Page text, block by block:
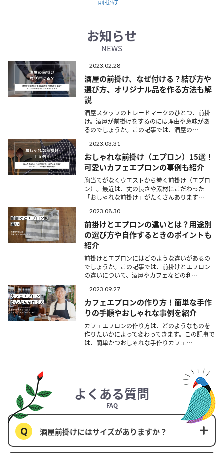
お知らせ
NEWS
2023.02.28
酒屋の前掛け、なぜ付ける？結び方や
選び方、オリジナル品を作る方法も解
説
酒屋スタッフのトレードマークのひとつ、前掛
け。酒屋が前掛けをするのには理由や意味があ
るのでしょうか。この記事では、酒屋の…
2023.03.31
おしゃれな前掛け（エプロン）15選！
可愛いカフェエプロンの事例も紹介
胸当てがなくウエストから巻く前掛け（エプロ
ン）。最近は、丈の長さや素材にこだわった
「おしゃれな前掛け」がたくさんあります…
2023.08.30
前掛けとエプロンの違いとは？用途別
の選び方や自作するときのポイントも
紹介
前掛けとエプロンにはどのような違いがあるの
でしょうか。この記事では、前掛けとエプロン
の違いについて、酒屋やカフェなどの利…
2023.09.27
カフェエプロンの作り方！簡単な手作
りの手順やおしゃれな事例を紹介
カフェエプロンの作り方は、どのようなものを
作りたいかによって変わってきます。この記事で
は、簡単かつおしゃれな手作りカフェ…
よくある質問
FAQ
酒屋前掛けにはサイズがありますか？